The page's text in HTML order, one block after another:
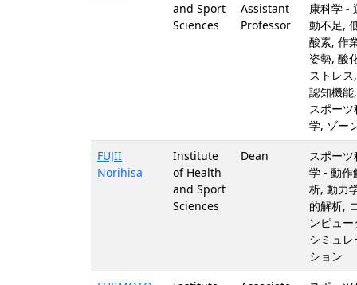
and Sport
Sciences
Assistant
Professor
康科学 -
動不足,
酸素, 作
姿勢, 酸
ストレス,
認知機能
スポーツ
学, ゾー
FUJII
Norihisa
Institute
of Health
and Sport
Sciences
Dean
スポーツ
学 - 動作
析, 動力
的解析,
ンピュー
シミュレ
ション